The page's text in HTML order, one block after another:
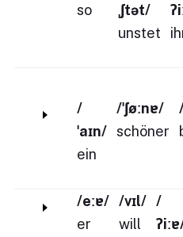
so
ˌʃtət/
unstet
/
ˈaɪn/
ein
/ˈʃøːnɐ/
schöner
/eːɐ/
er
/vɪl/
will
/